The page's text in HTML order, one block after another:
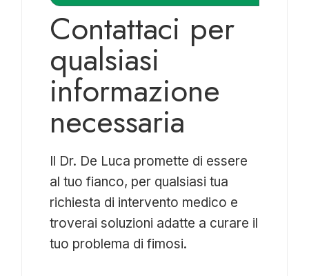
Contattaci per
qualsiasi
informazione
necessaria
Il Dr. De Luca promette di essere
al tuo fianco, per qualsiasi tua
richiesta di intervento medico e
troverai soluzioni adatte a curare il
tuo problema di fimosi.